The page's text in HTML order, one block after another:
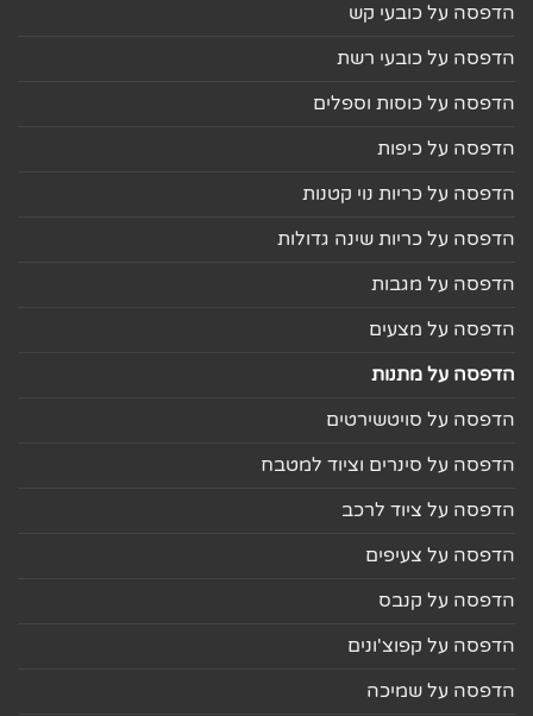
הדפסה על כובעי קש
הדפסה על כובעי רשת
הדפסה על כוסות וספלים
הדפסה על כיפות
הדפסה על כריות נוי קטנות
הדפסה על כריות שינה גדולות
הדפסה על מגבות
הדפסה על מצעים
הדפסה על מתנות
הדפסה על סויטשירטים
הדפסה על סינרים וציוד למטבח
הדפסה על ציוד לרכב
הדפסה על צעיפים
הדפסה על קנבס
הדפסה על קפוצ'ונים
הדפסה על שמיכה